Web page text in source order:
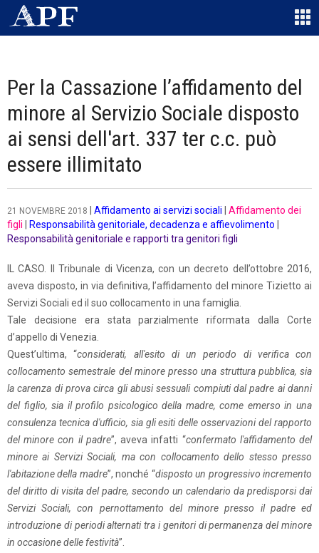
Per la Cassazione l’affidamento del
minore al Servizio Sociale disposto
ai sensi dell'art. 337 ter c.c. può
essere illimitato
21 NOVEMBRE 2018 Affidamento ai servizi sociali
Affidamento dei
figli
Responsabilità genitoriale, decadenza e affievolimento
Responsabilità genitoriale e rapporti tra genitori figli
IL CASO. Il Tribunale di Vicenza, con un decreto dell’ottobre 2016,
aveva disposto, in via definitiva, l’affidamento del minore Tizietto ai
Servizi Sociali ed il suo collocamento in una famiglia.
Tale decisione era stata parzialmente riformata dalla Corte
d’appello di Venezia.
Quest’ultima, “considerati, all'esito di un periodo di verifica con
collocamento semestrale del minore presso una struttura pubblica, sia
la carenza di prova circa gli abusi sessuali compiuti dal padre ai danni
del figlio, sia il profilo psicologico della madre, come emerso in una
consulenza tecnica d'ufficio, sia gli esiti delle osservazioni del rapporto
del minore con il padre”, aveva infatti “confermato l'affidamento del
minore ai Servizi Sociali, ma con collocamento dello stesso presso
l'abitazione della madre”, nonché “disposto un progressivo incremento
del diritto di visita del padre, secondo un calendario da predisporsi dai
Servizi Sociali, con pernottamento del minore presso il padre ed
introduzione di periodi alternati tra i genitori di permanenza del minore
in occasione delle festività”.